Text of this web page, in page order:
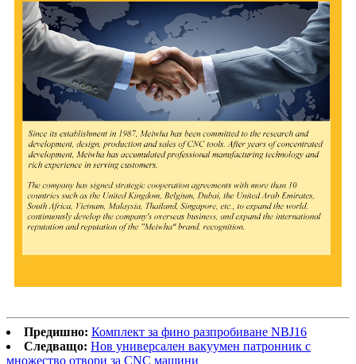
Предишно: Комплект за фино разпробиване NBJ16
Следващо: Нов универсален вакуумен патронник с
множество отвори за CNC машини